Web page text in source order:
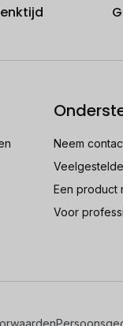
Neem
Een product
Voor